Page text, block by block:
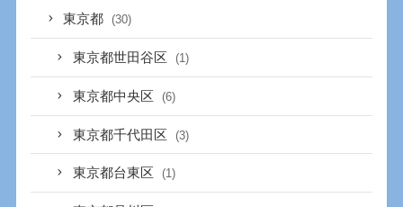
東京都 (30)
東京都世田谷区 (1)
東京都中央区 (6)
東京都千代田区 (3)
東京都台東区 (1)